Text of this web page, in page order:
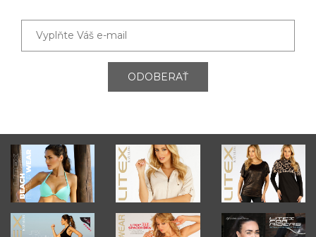
ODOBERAŤ